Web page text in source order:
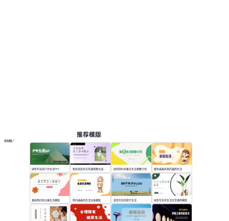
推荐模版
更多模板
绿色写实风户外生活PPT 紫色渐变风日常通用图文演示模版 绿色简约风春日生活唤醒计划 橙色插画风我的暑假生活
黄粉简约风立春生活模版 简约插画风生活记录模版 蓝色写实风旅行生活 绿色写实风生活日常通用模版